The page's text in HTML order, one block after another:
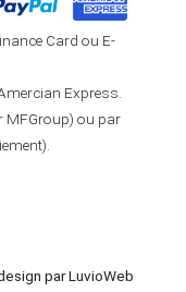
Card ou E-
Express.
MFGroup) ou par
par LuvioWeb